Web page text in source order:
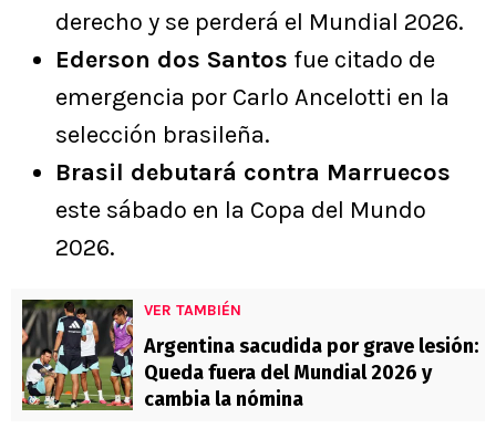
derecho y se perderá el Mundial 2026.
Ederson dos Santos fue citado de
emergencia por Carlo Ancelotti en la
selección brasileña.
Brasil debutará contra Marruecos
este sábado en la Copa del Mundo
2026.
VER TAMBIÉN
Argentina sacudida por grave lesión:
Queda fuera del Mundial 2026 y
cambia la nómina